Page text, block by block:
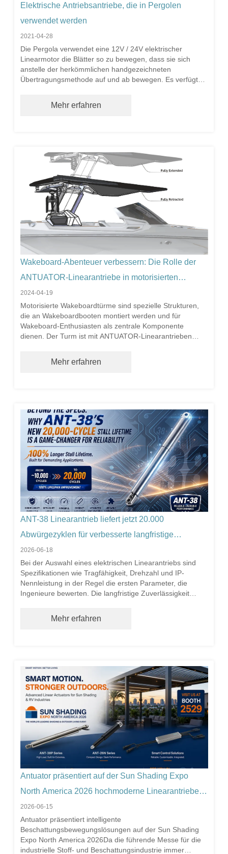
Elektrische Antriebsantriebe, die in Pergolen
verwendet werden
2021-04-28
Die Pergola verwendet eine 12V / 24V elektrischer
Linearmotor die Blätter so zu bewegen, dass sie sich
anstelle der herkömmlichen handgezeichneten
Übertragungsmethode auf und ab bewegen. Es verfügt
Mehr erfahren
Wakeboard-Abenteuer verbessern: Die Rolle der
ANTUATOR-Linearantriebe in motorisierten
Wakeboard-Türmen
2024-04-19
Motorisierte Wakeboardtürme sind spezielle Strukturen,
die an Wakeboardbooten montiert werden und für
Wakeboard-Enthusiasten als zentrale Komponente
dienen. Der Turm ist mit ANTUATOR-Linearantrieben
Mehr erfahren
ANT-38 Linearantrieb liefert jetzt 20.000
Abwürgezyklen für verbesserte langfristige
Zuverlässigkeit
2026-06-18
Bei der Auswahl eines elektrischen Linearantriebs sind
Spezifikationen wie Tragfähigkeit, Drehzahl und IP-
Nennleistung in der Regel die ersten Parameter, die
Ingenieure bewerten. Die langfristige Zuverlässigkeit
ab, der weniger häufig diskutiert wird: der Lebensdauer
im Stillstand. Bei Antuator hat unser Ingenieurteam vor
hat sich die unidirektionale Leerlauflebensdauer des
Aktuators von etwa 10.000 Zyklen auf 20.000 Zyklen
erhöht, was eine 100% ige Verbesserung der Haltbarkeit
bedeutet.
Mehr erfahren
Antuator präsentiert auf der Sun Shading Expo
North America 2026 hochmoderne Linearantriebe
für den Sonnenschutz
2026-06-15
Antuator präsentiert intelligente
Beschattungsbewegungslösungen auf der Sun Shading
Expo North America 2026Da die führende Messe für die
industrielle Stoff- und Beschattungsindustrie immer